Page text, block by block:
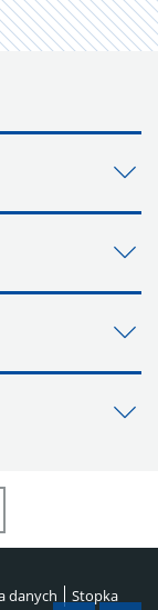
danych
Stopka